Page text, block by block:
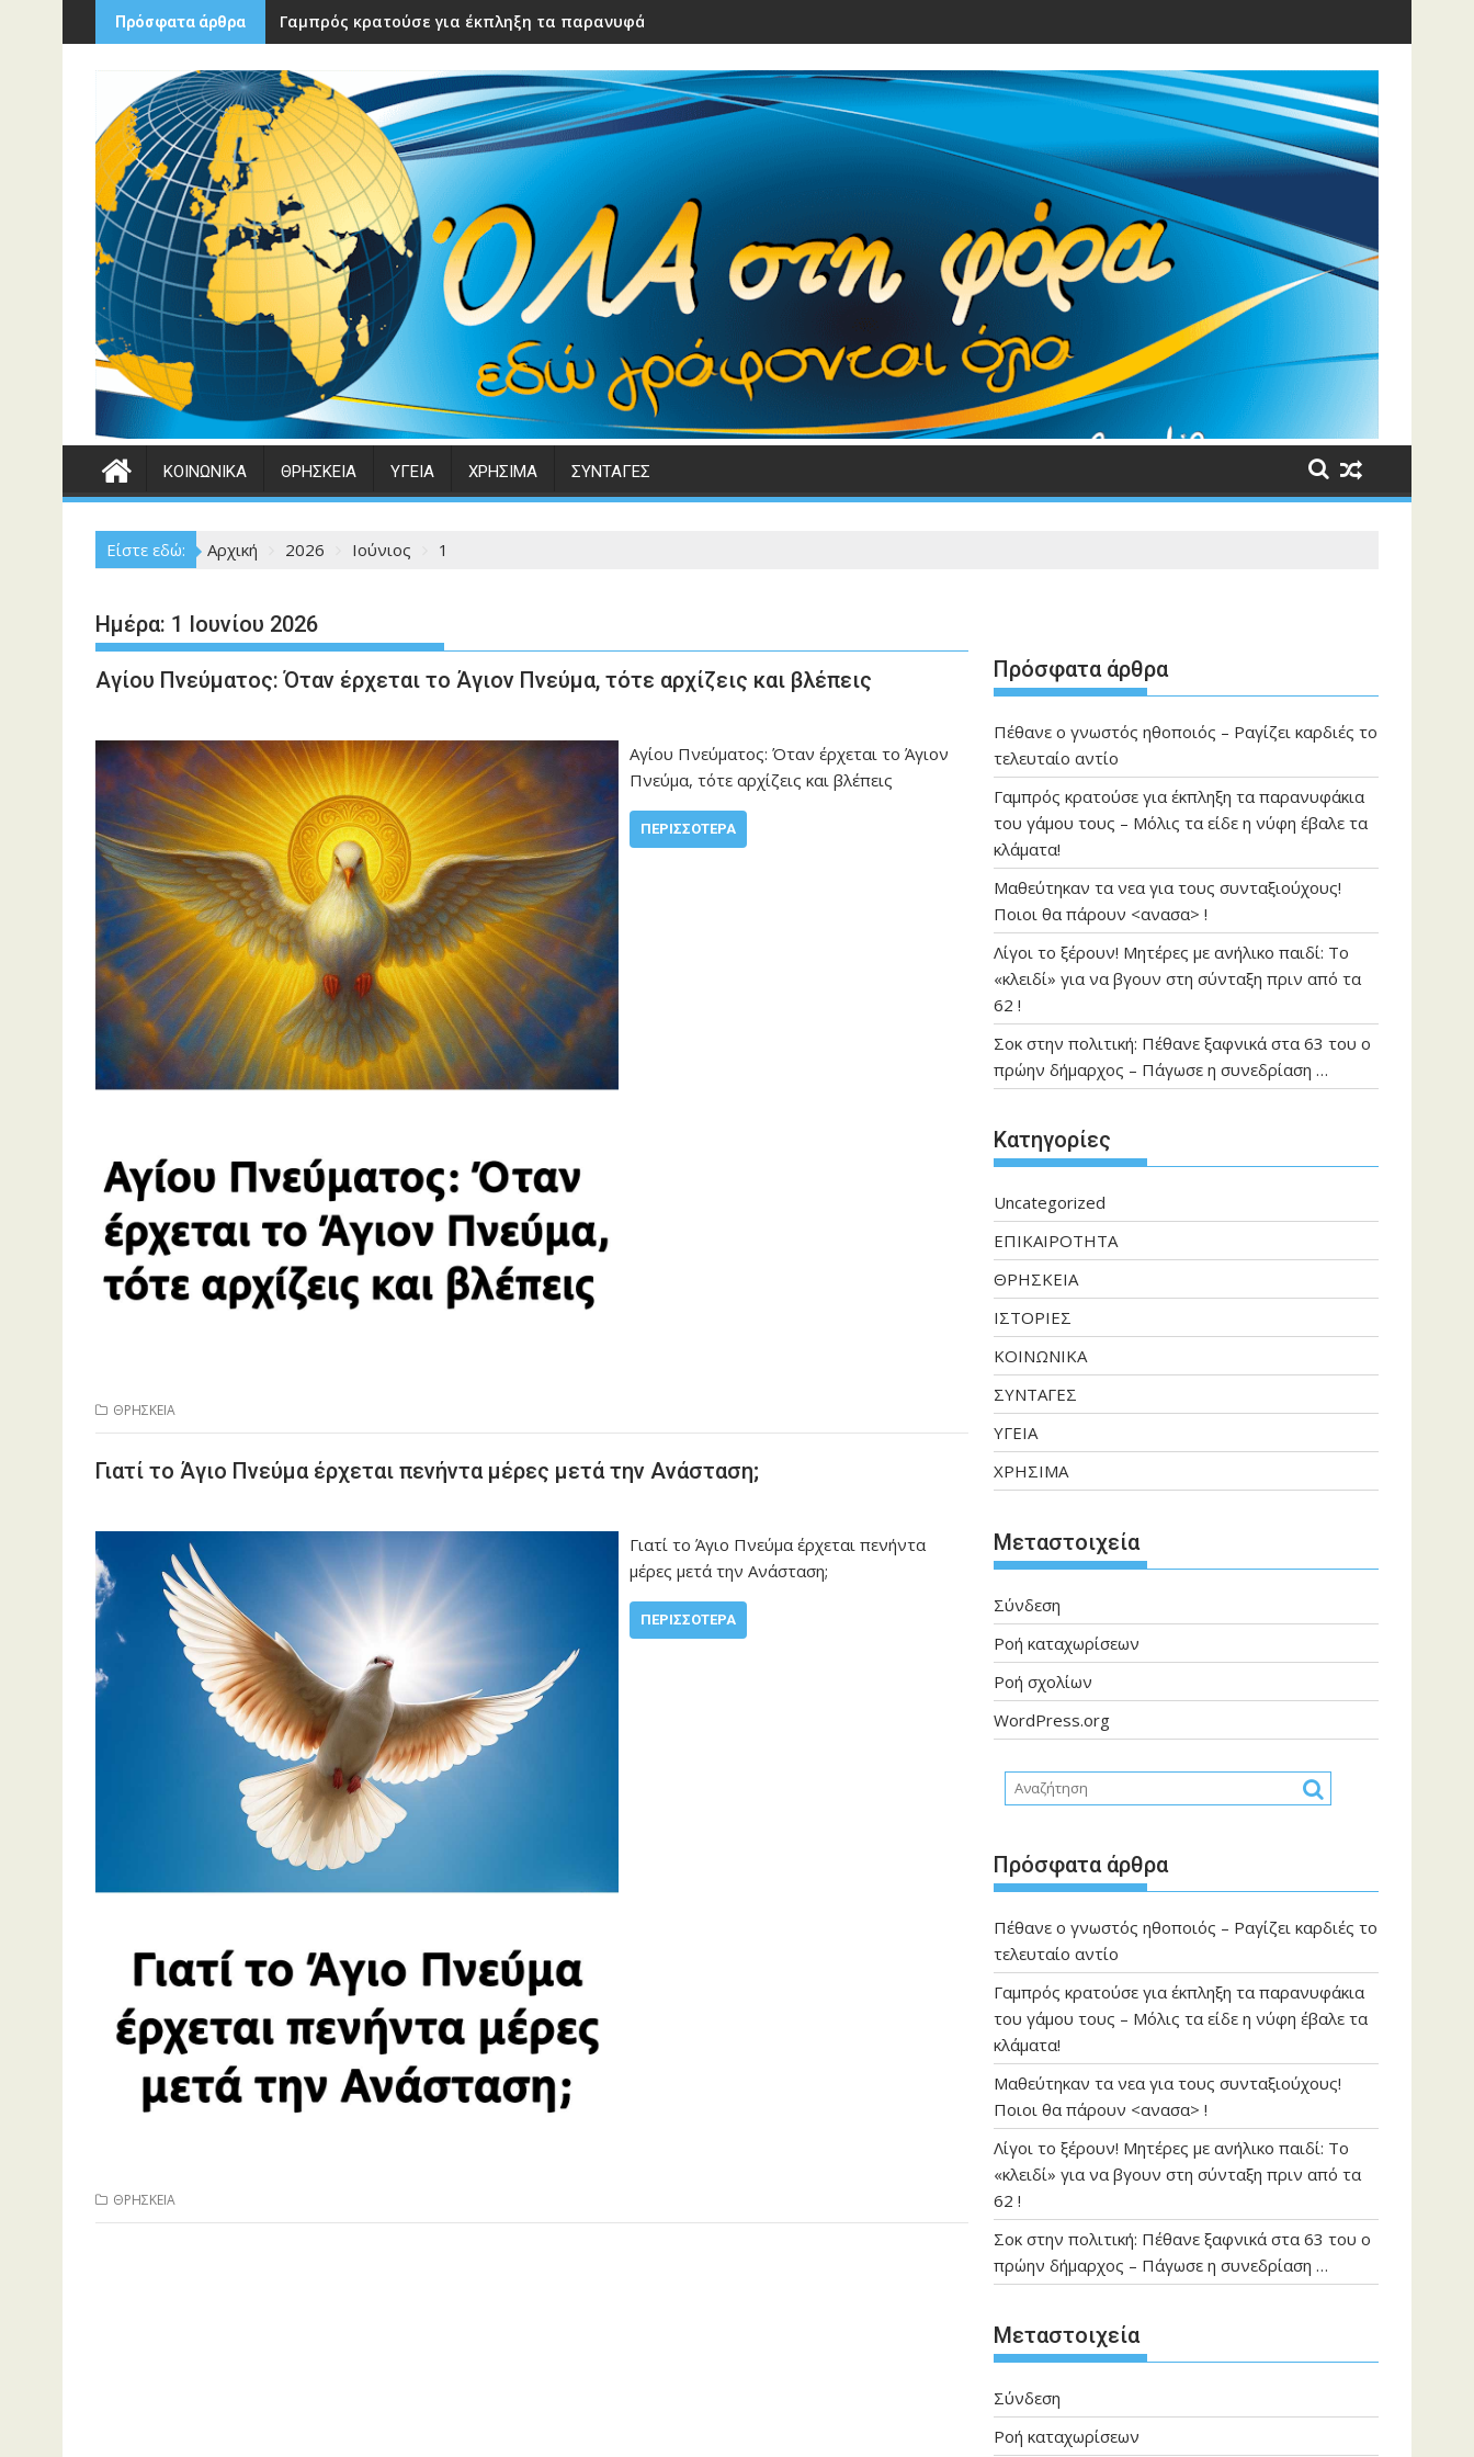
Περάστε
στο
περιεχόμενο
Πρόσφατα άρθρα Γαμπρός κρατούσε για έκπληξη τα παρανυφάκια του γάμου τους – Μόλις τα είδε η νύφη έβαλε τα κλάματα!
ΚΟΙΝΩΝΙΚΑ ΘΡΗΣΚΕΙΑ ΥΓΕΙΑ ΧΡΗΣΙΜΑ ΣΥΝΤΑΓΕΣ
Είστε εδώ: Αρχική 2026 Ιούνιος 1
Ημέρα: 1 Ιουνίου 2026
Αγίου Πνεύματος: Όταν έρχεται το Άγιον Πνεύμα, τότε αρχίζεις και βλέπεις
Αγίου Πνεύματος: Όταν έρχεται το Άγιον
Πνεύμα, τότε αρχίζεις και βλέπεις
ΠΕΡΙΣΣΌΤΕΡΑ
ΘΡΗΣΚΕΙΑ
Γιατί το Άγιο Πνεύμα έρχεται πενήντα μέρες μετά την Ανάσταση;
Γιατί το Άγιο Πνεύμα έρχεται πενήντα
μέρες μετά την Ανάσταση;
ΠΕΡΙΣΣΌΤΕΡΑ
ΘΡΗΣΚΕΙΑ
Πρόσφατα άρθρα
Πέθανε ο γνωστός ηθοποιός – Ραγίζει καρδιές το
τελευταίο αντίο
Γαμπρός κρατούσε για έκπληξη τα παρανυφάκια
του γάμου τους – Μόλις τα είδε η νύφη έβαλε τα
κλάματα!
Μαθεύτηκαν τα νεα για τους συνταξιούχους!
Ποιοι θα πάρουν <ανασα> !
Λίγοι το ξέρουν! Μητέρες με ανήλικο παιδί: Το
«κλειδί» για να βγουν στη σύνταξη πριν από τα
62 !
Σοκ στην πολιτική: Πέθανε ξαφνικά στα 63 του ο
πρώην δήμαρχος – Πάγωσε η συνεδρίαση …
Kατηγορίες
Uncategorized
ΕΠΙΚΑΙΡΟΤΗΤΑ
ΘΡΗΣΚΕΙΑ
ΙΣΤΟΡΙΕΣ
ΚΟΙΝΩΝΙΚΑ
ΣΥΝΤΑΓΕΣ
ΥΓΕΙΑ
ΧΡΗΣΙΜΑ
Μεταστοιχεία
Σύνδεση
Ροή καταχωρίσεων
Ροή σχολίων
WordPress.org
Πρόσφατα άρθρα
Πέθανε ο γνωστός ηθοποιός – Ραγίζει καρδιές το
τελευταίο αντίο
Γαμπρός κρατούσε για έκπληξη τα παρανυφάκια
του γάμου τους – Μόλις τα είδε η νύφη έβαλε τα
κλάματα!
Μαθεύτηκαν τα νεα για τους συνταξιούχους!
Ποιοι θα πάρουν <ανασα> !
Λίγοι το ξέρουν! Μητέρες με ανήλικο παιδί: Το
«κλειδί» για να βγουν στη σύνταξη πριν από τα
62 !
Σοκ στην πολιτική: Πέθανε ξαφνικά στα 63 του ο
πρώην δήμαρχος – Πάγωσε η συνεδρίαση …
Μεταστοιχεία
Σύνδεση
Ροή καταχωρίσεων